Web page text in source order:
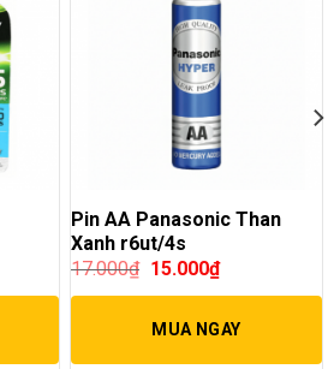
Pin AA Panasonic Than
Xanh r6ut/4s
17.000₫ 15.000₫
MUA NGAY